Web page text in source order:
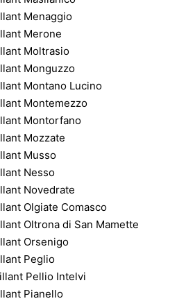
Menaggio
Merone
Moltrasio
Monguzzo
Montano Lucino
Montemezzo
Montorfano
Mozzate
Musso
Nesso
Novedrate
Olgiate Comasco
Oltrona di San Mamette
Orsenigo
Peglio
Pellio Intelvi
Pianello